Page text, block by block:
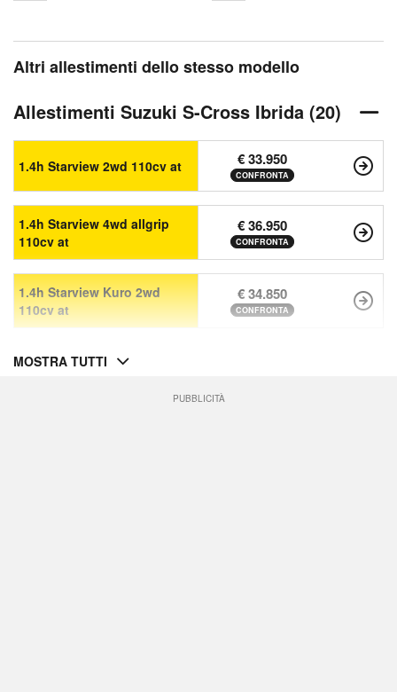
Altri allestimenti dello stesso modello
Allestimenti Suzuki S-Cross Ibrida (20)
1.4h Starview 2wd 110cv at € 33.950
CONFRONTA
1.4h Starview 4wd allgrip
110cv at
€ 36.950
CONFRONTA
1.4h Starview Kuro 2wd
110cv at
€ 34.850
CONFRONTA
MOSTRA TUTTI
PUBBLICITÀ